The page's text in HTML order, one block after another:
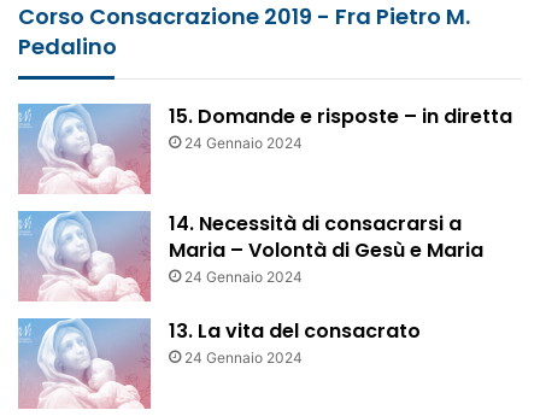
Corso Consacrazione 2019 - Fra Pietro M.
Pedalino
15. Domande e risposte – in diretta
24 Gennaio 2024
14. Necessità di consacrarsi a
Maria – Volontà di Gesù e Maria
24 Gennaio 2024
13. La vita del consacrato
24 Gennaio 2024